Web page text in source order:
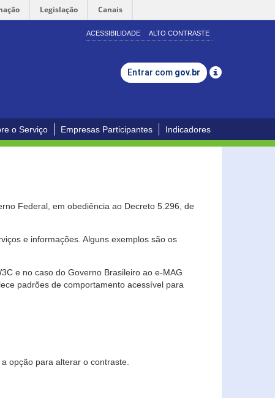
Legislação Canais
ACESSIBILIDADE ALTO CONTRASTE
Entrar com gov.br
o Serviço Empresas Participantes Indicadores
Federal, em obediência ao Decreto 5.296, de
e informações. Alguns exemplos são os
e no caso do Governo Brasileiro ao e-MAG
padrões de comportamento acessível para
opção para alterar o contraste.